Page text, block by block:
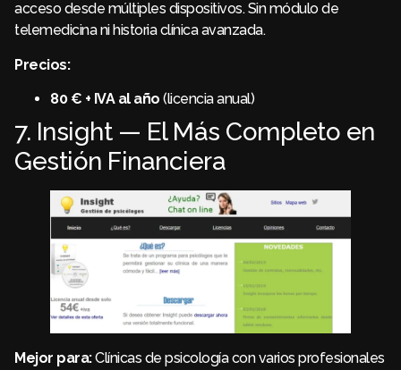
acceso desde múltiples dispositivos. Sin módulo de
telemedicina ni historia clínica avanzada.
Precios:
80 € + IVA al año (licencia anual)
7. Insight — El Más Completo en
Gestión Financiera
Mejor para:Clínicas de psicología con varios profesionales